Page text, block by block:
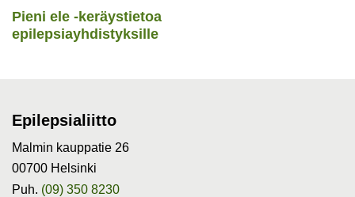
Pieni ele -keräystietoa
epilepsiayhdistyksille
Epilepsialiitto
Malmin kauppatie 26
00700 Helsinki
Puh. (09) 350 8230